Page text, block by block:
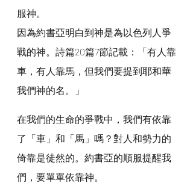
服神。
因為約書亞明白到神是為以色列人爭
戰的神。詩篇20篇7節記載：「有人靠
車，有人靠馬，但我們要提到耶和華
我們神的名。」
在我們的生命的爭戰中，我們有依靠
了「車」和「馬」嗎？對人和勢力的
倚靠是徒然的。約書亞的順服提醒我
們，要單單依靠神。